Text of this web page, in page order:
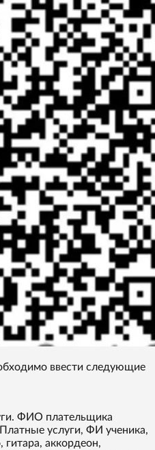
ввести следующие
ФИО плательщика
услуги, ФИ ученика,
гитара, аккордеон,